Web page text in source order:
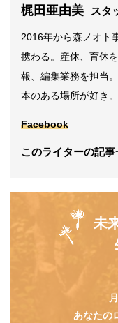
梶田亜由美 スタ
2016年から森ノオト
携わる。産休、育休
報、編集業務を担当
本のある場所が好き
Facebook
このライターの記事
未
あなたの